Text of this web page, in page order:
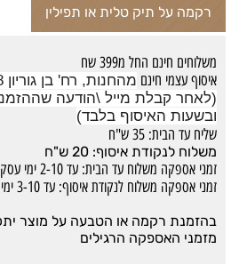
רקמה על תיק טלית או תפילין
משלוחים חינם החל מ399 שח
איסוף עצמי חינם
(לאחר קבלת מייל \הודעה
ובשעות האיסוף בלבד)
שליח עד הבית: 35 ש"ח
משלוח לנקודת איסוף: 20 ש"ח
זמני אספקה משלוח עד הבית: עד 2-10 ימי עסקים
זמני אספקה משלוח לנקודת איסוף: עד 3-10 ימי עסקים
מזמני האספקה הרגילים